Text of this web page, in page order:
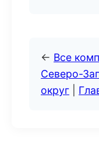
← Все
Северо-
округ